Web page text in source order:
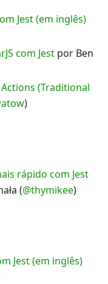
Jest (em inglês)
com Jest por Ben
(Traditional
)
rápido com Jest
(@thymikee)
Jest (em inglês)